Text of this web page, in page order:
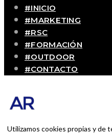
#INICIO
#MARKETING
#RSC
#FORMACIÓN
#OUTDOOR
#CONTACTO
Blog personal y
persona que disfruta
Utilizamos cookies propias y de